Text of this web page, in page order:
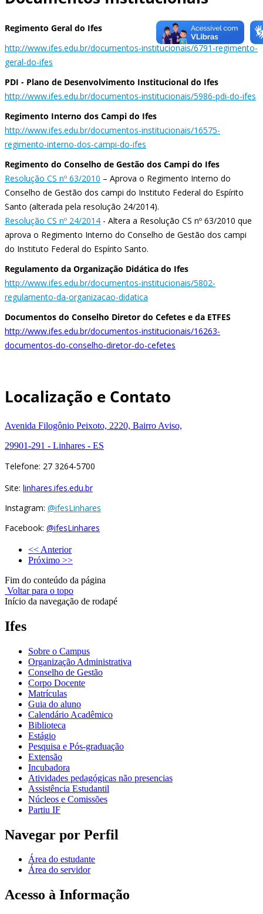
Regimento Geral do Ifes
http://www.ifes.edu.br/documentos-institucionais/6791-regimento-
geral-do-ifes
PDI - Plano de Desenvolvimento Institucional do Ifes
http://www.ifes.edu.br/documentos-institucionais/5986-pdi-do-ifes
Regimento Interno dos Campi do Ifes
http://www.ifes.edu.br/documentos-institucionais/16575-
regimento-interno-dos-campi-do-ifes
Regimento do Conselho de Gestão dos Campi do Ifes
Resolução CS nº 63/2010 – Aprova o Regimento Interno do
Conselho de Gestão dos campi do Instituto Federal do Espírito
Santo (alterada pela resolução 24/2014).
Resolução CS nº 24/2014 - Altera a Resolução CS nº 63/2010 que
aprova o Regimento Interno do Conselho de Gestão dos campi
do Instituto Federal do Espírito Santo.
Regulamento da Organização Didática do Ifes
http://www.ifes.edu.br/documentos-institucionais/5802-
regulamento-da-organizacao-didatica
Documentos do Conselho Diretor do Cefetes e da ETFES
http://www.ifes.edu.br/documentos-institucionais/16263-
documentos-do-conselho-diretor-do-cefetes
Localização e Contato
Avenida Filogônio Peixoto, 2220, Bairro Aviso,
29901-291 - Linhares - ES
Telefone: 27 3264-5700
Site: linhares.ifes.edu.br
Instagram: @ifesLinhares
Facebook: @ifesLinhares
<< Anterior
Próximo >>
Fim do conteúdo da página
Voltar para o topo
Início da navegação de rodapé
Ifes
Sobre o Campus
Organização Administrativa
Conselho de Gestão
Corpo Docente
Matrículas
Guia do aluno
Calendário Acadêmico
Biblioteca
Estágio
Pesquisa e Pós-graduação
Extensão
Incubadora
Atividades pedagógicas não presencias
Assistência Estudantil
Núcleos e Comissões
Partiu IF
Navegar por Perfil
Área do estudante
Área do servidor
Acesso à Informação